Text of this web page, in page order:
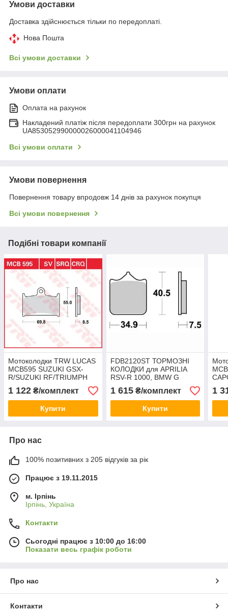
Умови доставки
Доставка здійснюється тільки по передоплаті.
Нова Пошта
Всі умови доставки
Умови оплати
Оплата на рахунок
Накладений платіж після передоплати 300грн на рахунок
UA853052990000026000041104946
Всі умови оплати
Умови повернення
Повернення товару впродовж 14 днів за рахунок покупця
Всі умови повернення
Подібні товари компанії
Мотоколодки TRW LUCAS
MCB595 SUZUKI GSX-
R/SUZUKI RF/TRIUMPH
Daytona,Speed Triple
аналог FDB557
1 122 ₴/комплект
Купити
FDB2120ST ТОРМОЗНІ
КОЛОДКИ для APRILIA
RSV-R 1000, BMW G
450,DUCATI
MONSTER,TRIUMPH
SPEED TRIPLE 1050
1 615₴/комплект
Купити
1
Про нас
100% позитивних з 205 відгуків за рік
Працює з 19.11.2015
м. Ірпінь
Ірпінь, Україна
Контакти
Сьогодні працює з 10:00 до 16:00
Показати весь графік роботи
Про нас
Контакти